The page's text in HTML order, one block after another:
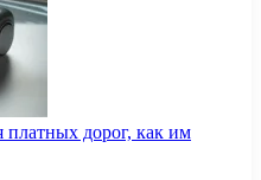
платных дорог, как им